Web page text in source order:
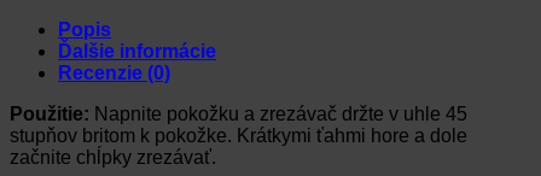
Popis
Ďalšie informácie
Recenzie (0)
Použitie: Napnite pokožku a zrezávač držte v uhle 45
stupňov britom k pokožke. Krátkymi ťahmi hore a dole
začnite chĺpky zrezávať.